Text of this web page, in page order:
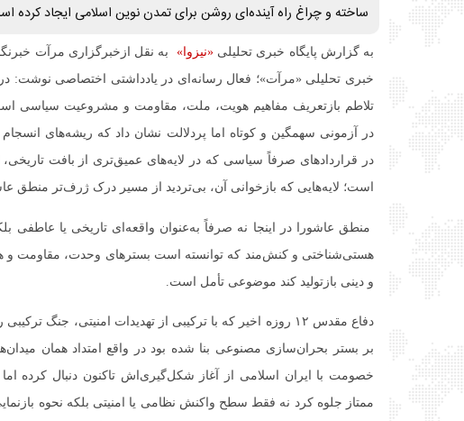
ساخته و چراغ راه آینده‌ای روشن برای تمدن نوین اسلامی ایجاد کرده
به گزارش پایگاه خبری تحلیلی«نیزوا» به نقل ازخبرگزاری مرآت
خبری تحلیلی «مرآت»؛ فعال رسانه‌ای در یادداشتی اختصاصی نوشت:
تلاطم بازتعریف مفاهیم هویت، ملت، مقاومت و مشروعیت سیاسی
در آزمونی سهمگین و کوتاه اما پردلالت نشان داد که ریشه‌های
در قراردادهای صرفاً سیاسی که در لایه‌های عمیق‌تری از بافت تاریخی،
است؛ لایه‌هایی که بازخوانی آن، بی‌تردید از مسیر درک ژرف‌تر منطق
منطق عاشورا در اینجا نه صرفاً به‌عنوان واقعه‌ای تاریخی یا عاطفی
هستی‌شناختی و کنش‌مند که توانسته است بسترهای وحدت، مقاومت و
و دینی بازتولید کند موضوعی تأمل است.
دفاع مقدس ۱۲ روزه اخیر که با ترکیبی از تهدیدات امنیتی، جنگ
بر بستر بحران‌سازی مصنوعی بنا شده بود در واقع امتداد همان
خصومت با ایران اسلامی از آغاز شکل‌گیری‌اش تاکنون دنبال کرده اما
ممتاز جلوه کرد نه فقط سطح واکنش نظامی یا امنیتی بلکه نحوه